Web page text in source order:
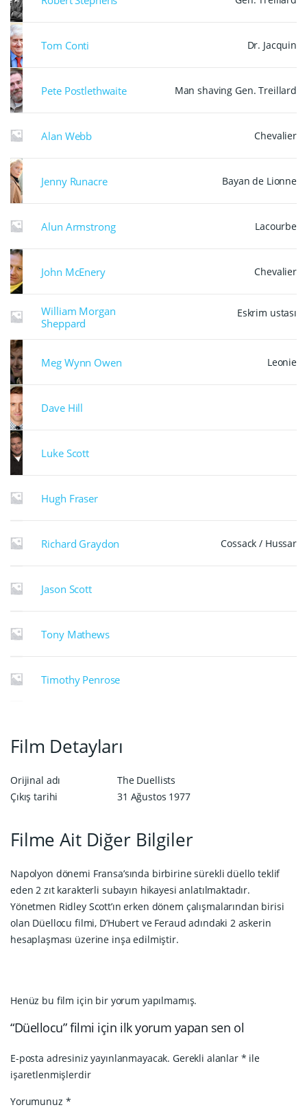
Tom Conti Dr. Jacquin
Pete Postlethwaite Man shaving Gen. Treillard
Alan Webb Chevalier
Jenny Runacre Bayan de Lionne
Alun Armstrong Lacourbe
John McEnery Chevalier
William Morgan
Sheppard
Eskrim ustası
Meg Wynn Owen Leonie
Dave Hill
Luke Scott
Hugh Fraser
Richard Graydon Cossack / Hussar
Jason Scott
Tony Mathews
Timothy Penrose
Film Detayları
Orijinal adı
The Duellists
Çıkış tarihi
31 Ağustos 1977
Filme Ait Diğer Bilgiler
Napolyon dönemi Fransa’sında birbirine sürekli düello teklif
eden 2 zıt karakterli subayın hikayesi anlatılmaktadır.
Yönetmen Ridley Scott’ın erken dönem çalışmalarından birisi
olan Düellocu filmi, D’Hubert ve Feraud adındaki 2 askerin
hesaplaşması üzerine inşa edilmiştir.
“Düellocu” filmi için ilk yorum yapan sen ol
E-posta adresiniz yayınlanmayacak. Gerekli alanlar * ile
işaretlenmişlerdir
Yorumunuz *
Henüz bu film için bir yorum yapılmamış.